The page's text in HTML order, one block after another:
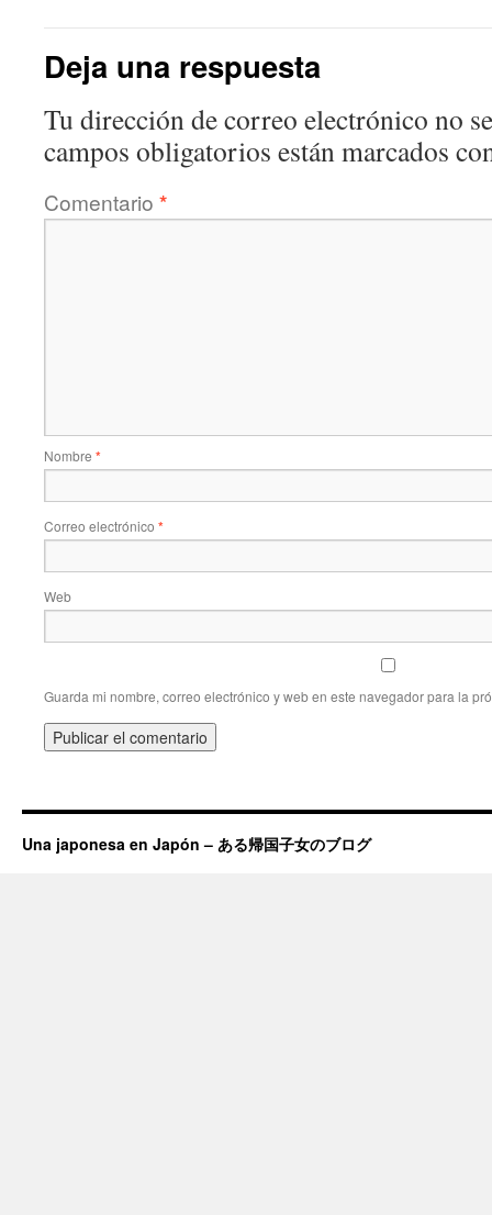
Deja una respuesta
Tu dirección de correo electrónico no
campos obligatorios están marcados
Comentario *
Nombre *
Correo electrónico *
Web
Guarda mi nombre, correo electrónico y web en este navegador para la
Una japonesa en Japón – ある帰国子女のブログ